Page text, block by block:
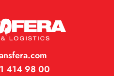
414 98 00